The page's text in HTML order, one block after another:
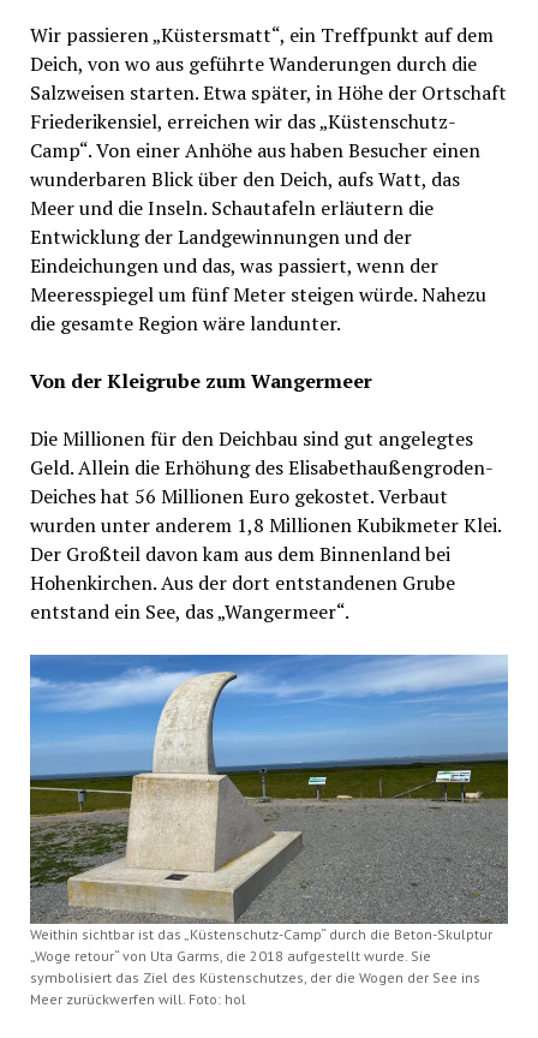
Wir passieren „Küstersmatt“, ein Treffpunkt auf dem
Deich, von wo aus geführte Wanderungen durch die
Salzweisen starten. Etwa später, in Höhe der Ortschaft
Friederikensiel, erreichen wir das „Küstenschutz-
Camp“. Von einer Anhöhe aus haben Besucher einen
wunderbaren Blick über den Deich, aufs Watt, das
Meer und die Inseln. Schautafeln erläutern die
Entwicklung der Landgewinnungen und der
Eindeichungen und das, was passiert, wenn der
Meeresspiegel um fünf Meter steigen würde. Nahezu
die gesamte Region wäre landunter.
Von der Kleigrube zum Wangermeer
Die Millionen für den Deichbau sind gut angelegtes
Geld. Allein die Erhöhung des Elisabethaußengroden-
Deiches hat 56 Millionen Euro gekostet. Verbaut
wurden unter anderem 1,8 Millionen Kubikmeter Klei.
Der Großteil davon kam aus dem Binnenland bei
Hohenkirchen. Aus der dort entstandenen Grube
entstand ein See, das „Wangermeer“.
Weithin sichtbar ist das „Küstenschutz-Camp“ durch die Beton-Skulptur
„Woge retour“ von Uta Garms, die 2018 aufgestellt wurde. Sie
symbolisiert das Ziel des Küstenschutzes, der die Wogen der See ins
Meer zurückwerfen will. Foto: hol